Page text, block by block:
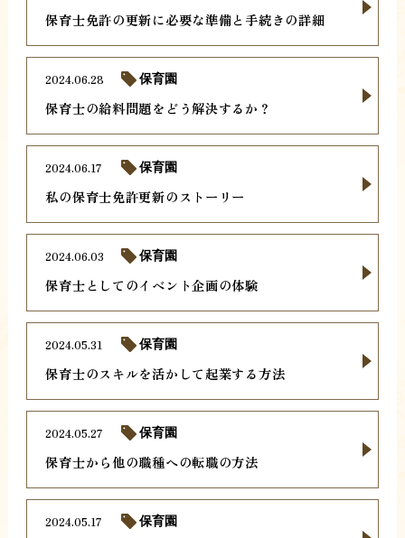
保育士免許の更新に必要な準備と手続きの詳細
保育士の給料問題をどう解決するか？
2024.06.28 保育園
私の保育士免許更新のストーリー
2024.06.17 保育園
保育士としてのイベント企画の体験
2024.06.03 保育園
保育士のスキルを活かして起業する方法
2024.05.31 保育園
保育士から他の職種への転職の方法
2024.05.27 保育園
2024.05.17 保育園